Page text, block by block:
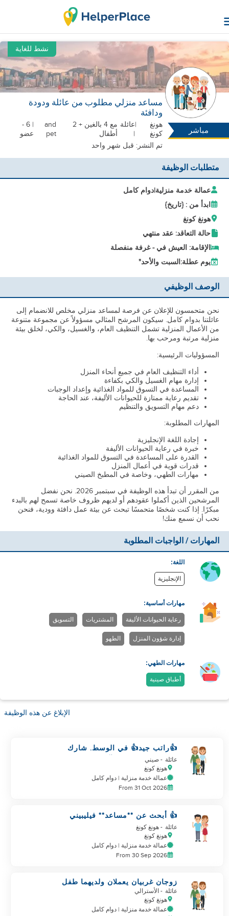
مباشر
نشط للغاية
مساعد منزلي مطلوب من عائلة ودودة
ودافئة
هونغ
كونغ
|عائلة
|
مع 4 بالغين + 2
أطفال
and
pet
| 6 -
عضو
تم النشر: قبل شهر واحد
متطلبات الوظيفة
عمالة خدمة منزلية|دوام كامل
ابدأ من : {تاريخ}
هونغ كونغ
حالة التعاقد: عقد منتهي
الإقامة: العيش في - غرفة منفصلة
يوم عطلة: السبت والأحد"
الوصف الوظيفي
نحن متحمسون للإعلان عن فرصة لمساعد منزلي مخلص للانضمام إلى
عائلتنا بدوام كامل. سيكون المرشح المثالي مسؤولاً عن مجموعة متنوعة
من الأعمال المنزلية تشمل التنظيف العام، والغسيل، والكي، لخلق بيئة
منزلية مرتبة ومرحب بها.
المسؤوليات الرئيسية:
أداء التنظيف العام في جميع أنحاء المنزل
إدارة مهام الغسيل والكي بكفاءة
المساعدة في التسوق للمواد الغذائية وإعداد الوجبات
تقديم رعاية ممتازة للحيوانات الأليفة، عند الحاجة
دعم مهام التسويق والتنظيم
المهارات المطلوبة:
إجادة اللغة الإنجليزية
خبرة في رعاية الحيوانات الأليفة
القدرة على المساعدة في التسوق للمواد الغذائية
قدرات قوية في أعمال المنزل
مهارات الطهي، وخاصة في المطبخ الصيني
من المقرر أن تبدأ هذه الوظيفة في سبتمبر 2026. نحن نفضل
المرشحين الذين أكملوا عقودهم أو لديهم ظروف خاصة تسمح لهم بالبدء
مبكرًا. إذا كنت شخصًا متحمسًا تبحث عن بيئة عمل دافئة وودية، فنحن
نحب أن نسمع منك!
المهارات / الواجبات المطلوبة
اللغة:
الإنجليزية
مهارات أساسية:
رعاية الحيوانات الأليفة المشتريات التسويق
إدارة شؤون المنزل الطهو
مهارات الطهي:
أطباق صينية
الإبلاغ عن هذه الوظيفة
👍راتب جيد👍 في الوسط. شارك
الوظيفة مع مساعد آخر
عائلة - صيني
هونغ كونغ
عمالة خدمة منزلية | دوام كامل
From 31 Oct 2026
👍 أبحث عن **مساعد** فيليبيني
في الخارج للاعتناء بالطفل
عائلة - هونغ كونغ
هونغ كونغ
عمالة خدمة منزلية | دوام كامل
From 30 Sep 2026
زوجان غربيان يعملان ولديهما طفل
يبحثان عن助理
عائلة - الأسترالي
هونغ كونغ
عمالة خدمة منزلية | دوام كامل